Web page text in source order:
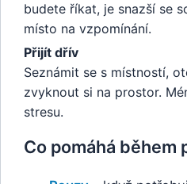
budete říkat, je snazší se
místo na vzpomínání.
Přijít dřív
Seznámit se s místností,
zvyknout si na prostor.
stresu.
Co pomáhá během